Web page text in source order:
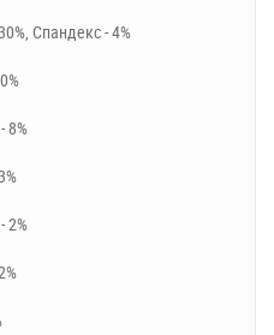
Спандекс - 4%
8%
2%